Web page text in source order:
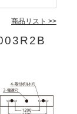
商品リスト >>